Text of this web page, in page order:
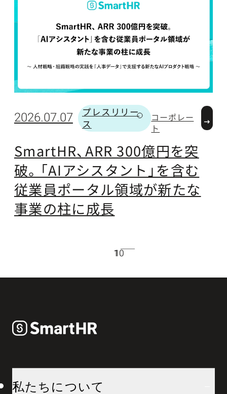
2026.07.07
カテゴリー
プレスリリー
ス
コーポレー
ト
SmartHR、ARR 300億円を突
破。「AIアシスタント」を含む
従業員ポータル領域が新たな
事業の柱に成長
1
10
私たちについて